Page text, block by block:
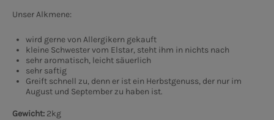
Unser Alkmene:
wird gerne von Allergikern gekauft
kleine Schwester vom Elstar, steht ihm in nichts nach
sehr aromatisch, leicht säuerlich
sehr saftig
Greift schnell zu, denn er ist ein Herbstgenuss, der nur im
August und September zu haben ist.
Gewicht: 2kg